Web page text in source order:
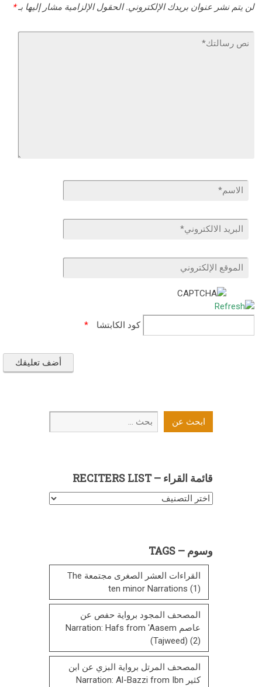
لن يتم نشر عنوان بريدك الإلكتروني. الحقول الإلزامية مشار إليها بـ*
كود الكابتشا *
ابحث
عن
ابحث عن
قائمة القراء – RECITERS LIST
قائمة
List
وسوم – TAGS
القراءات العشر الصغرى مجتمعة The
ten minor Narrations (1)
المصحف المجود برواية حفص عن
عاصم Narration: Hafs from 'Aasem
(Tajweed) (2)
المصحف المرتل برواية البزي عن ابن
كثير Narration: Al-Bazzi from Ibn